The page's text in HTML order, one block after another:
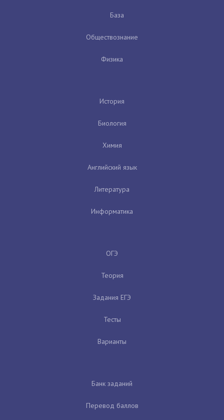
База
Обществознание
Физика
История
Биология
Химия
Английский язык
Литература
Информатика
ОГЭ
Теория
Задания ЕГЭ
Тесты
Варианты
Банк заданий
Перевод баллов